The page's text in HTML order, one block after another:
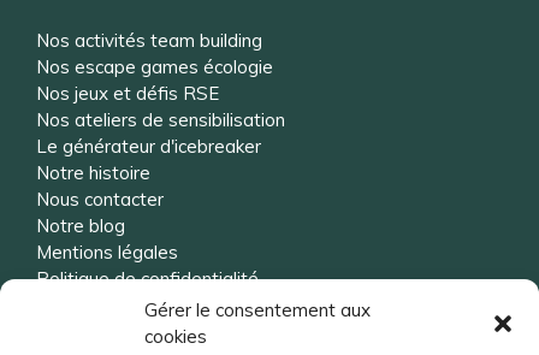
Gérer le consentement aux
cookies
Nos activités team building
Nos escape games écologie
Nos jeux et défis RSE
Nos ateliers de sensibilisation
Le générateur d'icebreaker
Notre histoire
Nous contacter
Notre blog
Mentions légales
Politique de confidentialité
Vous souhaitez être rappelé ?